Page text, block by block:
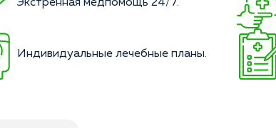
Экстренная медпомощь 24/7.
Индивидуальные лечебные планы.